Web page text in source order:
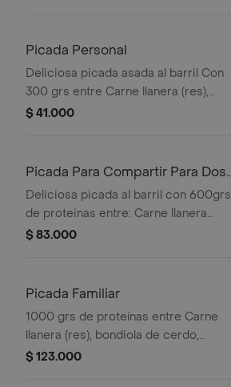
Picada Personal
Deliciosa picada asada al barril Con
300 grs entre Carne llanera (res),
bondiola de cerdo, costillitas de
asada y ají de la casa
$ 41.000
Picada Para Compartir Para Dos
o Tres
Deliciosa picada al barril con 600grs
de proteinas entre: Carne llanera
(res), bondiola de cerdo, costillitas de
y ají de la casa.
$ 83.000
Picada Familiar
1000 grs de proteínas entre Carne
llanera (res), bondiola de cerdo,
costillitas de cerdo, además delicioso
$ 123.000